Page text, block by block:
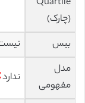
(چارک)
بیس
مدل
مفهومی
ندارد